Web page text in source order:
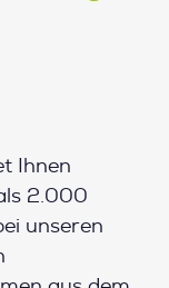
Ihnen
2.000
unseren